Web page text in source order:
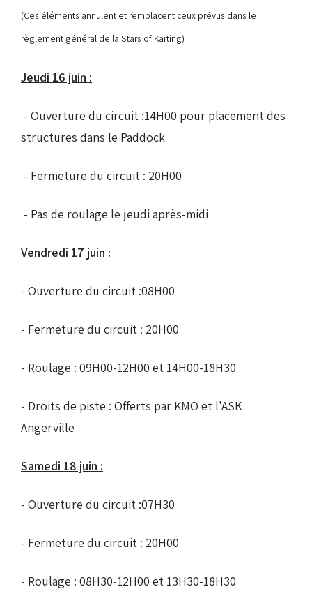
(Ces éléments annulent et remplacent ceux prévus dans le
règlement général de la Stars of Karting)
Jeudi 16 juin :
- Ouverture du circuit :14H00 pour placement des
structures dans le Paddock
- Fermeture du circuit : 20H00
- Pas de roulage le jeudi après-midi
Vendredi 17 juin :
- Ouverture du circuit :08H00
- Fermeture du circuit : 20H00
- Roulage : 09H00-12H00 et 14H00-18H30
- Droits de piste : Offerts par KMO et l'ASK
Angerville
Samedi 18 juin :
- Ouverture du circuit :07H30
- Fermeture du circuit : 20H00
- Roulage : 08H30-12H00 et 13H30-18H30